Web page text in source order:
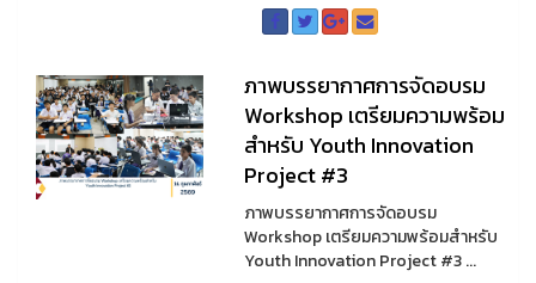
ภาพบรรยากาศการจัดอบรม
Workshop เตรียมความพร้อม
สำหรับ Youth Innovation
Project #3
ภาพบรรยากาศการจัดอบรม
Workshop เตรียมความพร้อมสำหรับ
Youth Innovation Project #3 ...